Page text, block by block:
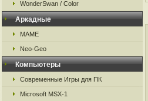
WonderSwan / Color
Аркадные
MAME
Neo-Geo
Компьютеры
Современные Игры для ПК
Microsoft MSX-1